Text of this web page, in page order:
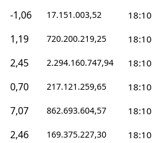
-1,06 17.151.003,52 18:10
1,19 720.200.219,25 18:10
2,45 2.294.160.747,94 18:10
0,70 217.121.259,65 18:10
7,07 862.693.604,57 18:10
2,46 169.375.227,30 18:10